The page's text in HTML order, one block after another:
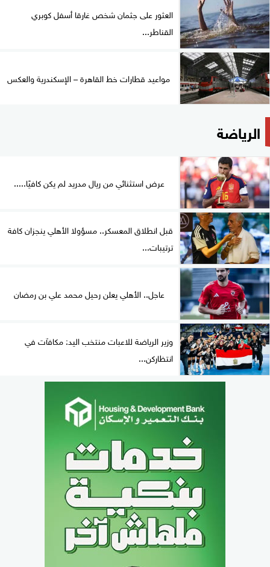
العثور على جثمان شخص غارقا أسفل كوبري
القناطر...
مواعيد قطارات خط القاهرة – الإسكندرية والعكس
الرياضة
عرض استثنائي من ريال مدريد لم يكن كافيًا.....
قبل انطلاق المعسكر.. مسؤولا الأهلي ينجزان كافة
ترتيبات...
عاجل.. الأهلي يعلن رحيل محمد علي بن رمضان
وزير الرياضة للاعبات منتخب اليد: مكافآت في
انتظاركن...